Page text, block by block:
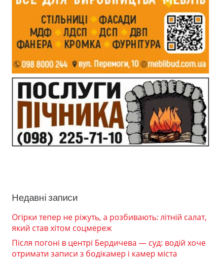
Недавні записи
Огірки тепер не ріжуть, а розбивають: літній салат,
який став хітом соцмереж
Після погоні в центрі Бердичева — суд: водій хоче
отримати записи з бодікамер і камер міста